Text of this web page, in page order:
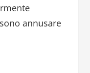
annusare